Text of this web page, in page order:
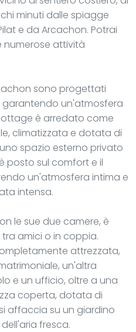
minuti dalle spiagge
e da Arcachon. Potrai
attività
sono progettati
un'atmosfera
è arredato come
climatizzata e dotata di
spazio esterno privato
posto sul comfort e il
un'atmosfera intima e
intensa.
le sue due camere, è
amici o in coppia.
attrezzata,
un'altra
e un ufficio, oltre a una
coperta, dotata di
affaccia su un giardino
fresca.